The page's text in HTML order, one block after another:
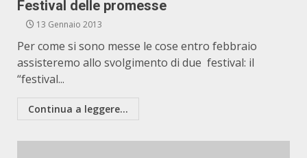
Festival delle promesse
13 Gennaio 2013
Per come si sono messe le cose entro febbraio
assisteremo allo svolgimento di due festival: il
“festival...
Continua a leggere...